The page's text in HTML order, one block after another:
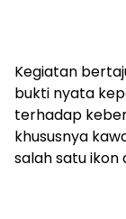
Kegiatan
bukti nyata
terhadap
khususnya
salah satu ikon